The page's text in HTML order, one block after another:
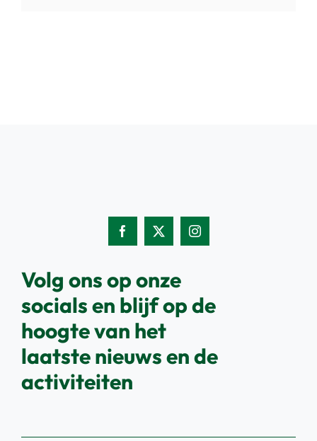
Volg ons op onze
socials en blijf op de
hoogte van het
laatste nieuws en de
activiteiten